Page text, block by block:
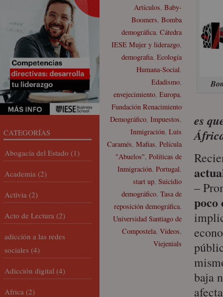
Artículos, Baby-
Boomers, Bomba
demográfica, Cátedra
IESE Mujer y liderazgo,
demografia, Ecología
Humana-Social,
Edadismo,
envejecimiento, Europa,
Fundación Renacimiento
Demográfico, Impuestos,
Inmigración, Luis
Caramés, Mafias, Película
"Abuelos", Políticas de
Inmigración, Portugal,
start up, Suicidio
demográfico, Tasa de
reposición demográfica,
Universidad Santiago de
Compostela, Vídeos,
Viejenials
es
–
poco
baja
CATEGORÍAS
Abogacía del Estado (1)
Academia (2)
Activia (2)
Acto de Lectura (2)
adicción a las redes
sociales (4)
Adicción digital (4)
Africa (2)